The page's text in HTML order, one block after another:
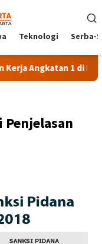
Teknologi Serba-
1 di PPKD Jaksel
Penjelasan